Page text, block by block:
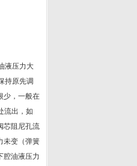
液压力大
持原先调
少，一般在
流出，如
芯阻尼孔流
未变（弹簧
腔油液压力